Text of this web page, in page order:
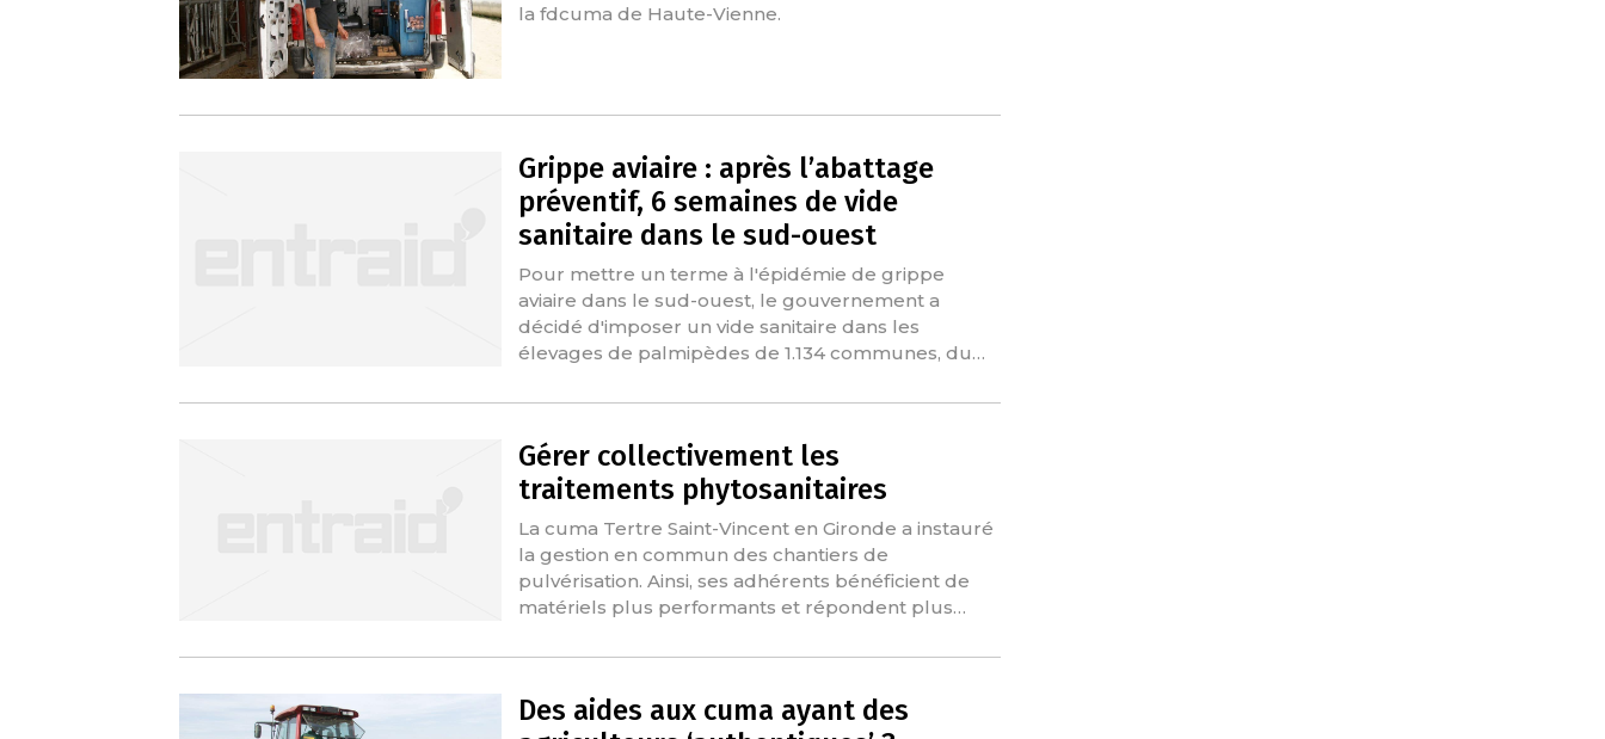
la fdcuma de Haute-Vienne.
Grippe aviaire : après l’abattage
préventif, 6 semaines de vide
sanitaire dans le sud-ouest
Pour mettre un terme à l'épidémie de grippe
aviaire dans le sud-ouest, le gouvernement a
décidé d'imposer un vide sanitaire dans les
élevages de palmipèdes de 1.134 communes, du…
Gérer collectivement les
traitements phytosanitaires
La cuma Tertre Saint-Vincent en Gironde a instauré
la gestion en commun des chantiers de
pulvérisation. Ainsi, ses adhérents bénéficient de
matériels plus performants et répondent plus…
Des aides aux cuma ayant des